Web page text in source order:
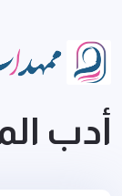
أدب